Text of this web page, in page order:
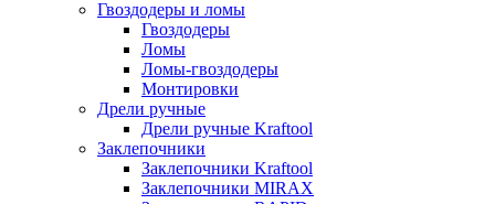
Гвоздодеры и ломы
Гвоздодеры
Ломы
Ломы-гвоздодеры
Монтировки
Дрели ручные
Дрели ручные Kraftool
Заклепочники
Заклепочники Kraftool
Заклепочники MIRAX